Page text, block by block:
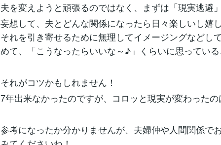
夫を変えようと頑張るのではなく、まずは「現実逃避
妄想して、夫とどんな関係になったら日々楽しいし嬉
それを引き寄せるために無理してイメージングなどし
めて、「こうなったらいいな～♪」くらいに思っている
それがコツかもしれません！
7年出来なかったのですが、コロッと現実が変わったの
参考になったか分かりませんが、夫婦仲や人間関係で